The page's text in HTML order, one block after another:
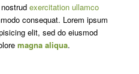
exercitation ullamco
consequat. Lorem ipsum
elit, sed do eiusmod
magna aliqua.